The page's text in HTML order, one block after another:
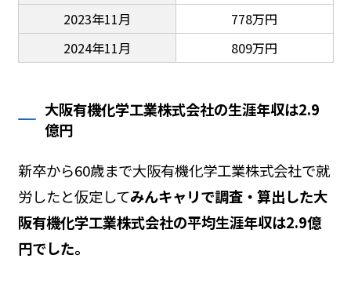
2023年11月
778万円
2024年11月
809万円
大阪有機化学工業株式会社の生涯年収は2.9
億円
新卒から60歳まで大阪有機化学工業株式会社で就
労したと仮定してみんキャリで調査・算出した大
阪有機化学工業株式会社の平均生涯年収は2.9億
円でした。